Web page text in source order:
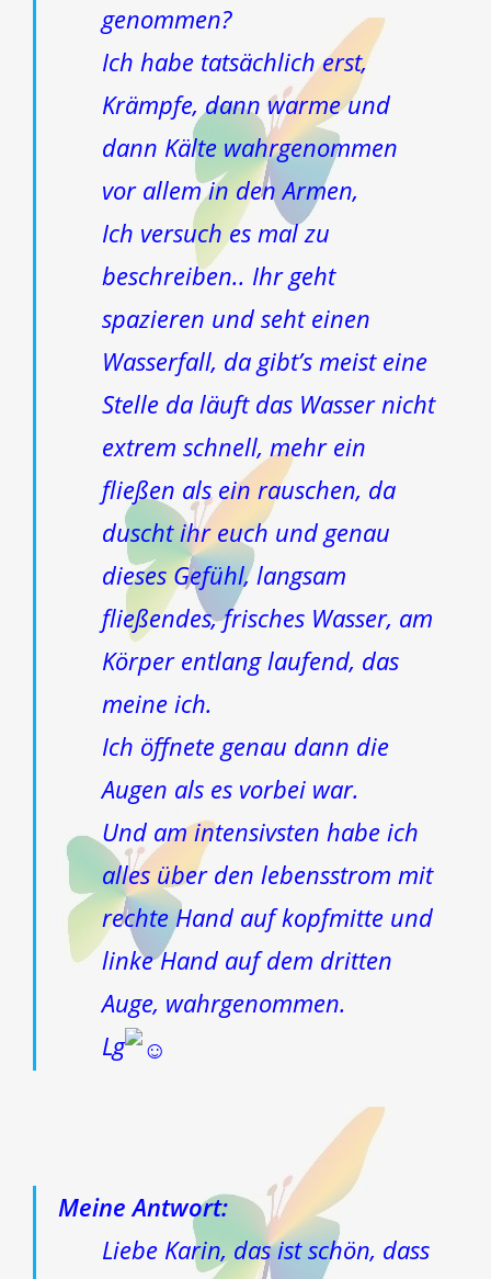
genommen?
Ich habe tatsächlich erst,
Krämpfe, dann warme und
dann Kälte wahrgenommen
vor allem in den Armen,
Ich versuch es mal zu
beschreiben.. Ihr geht
spazieren und seht einen
Wasserfall, da gibt’s meist eine
Stelle da läuft das Wasser nicht
extrem schnell, mehr ein
fließen als ein rauschen, da
duscht ihr euch und genau
dieses Gefühl, langsam
fließendes, frisches Wasser, am
Körper entlang laufend, das
meine ich.
Ich öffnete genau dann die
Augen als es vorbei war.
Und am intensivsten habe ich
alles über den lebensstrom mit
rechte Hand auf kopfmitte und
linke Hand auf dem dritten
Auge, wahrgenommen.
Lg
Meine Antwort:
Liebe Karin, das ist schön, dass